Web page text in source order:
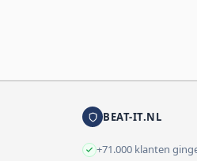
BEAT-IT.NL
+71.000 klanten